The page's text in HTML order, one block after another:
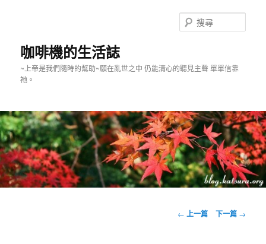
咖啡機的生活誌
~上帝是我們隨時的幫助~願在亂世之中 仍能清心的聽見主聲 單單信靠
祂。
尋
文
← 上一篇 下一篇 →